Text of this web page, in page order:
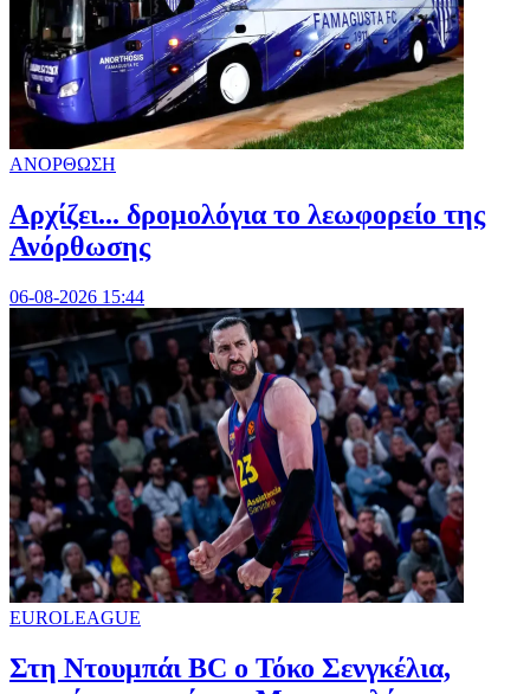
ΑΝΟΡΘΩΣΗ
Αρχίζει... δρομολόγια το λεωφορείο της
Ανόρθωσης
06-08-2026 15:44
EUROLEAGUE
Στη Nτουμπάι BC ο Τόκο Σενγκέλια,